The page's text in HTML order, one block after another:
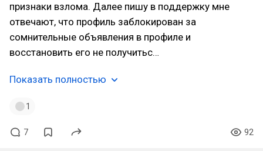
признаки взлома. Далее пишу в поддержку мне
отвечают, что профиль заблокирован за
сомнительные объявления в профиле и
восстановить его не получитьс…
Показать полностью
1
7 92